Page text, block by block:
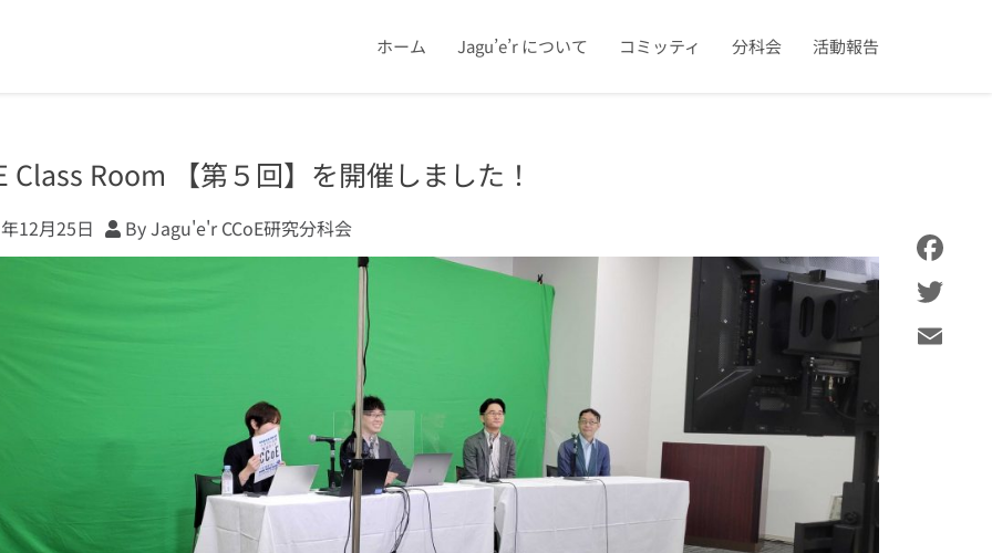
ホーム Jagu’e’r について コミッティ 分科会 活動報告
Class Room 【第５回】を開催しました！
12月25日 By Jagu'e'r CCoE研究分科会
Facebook
Twitter